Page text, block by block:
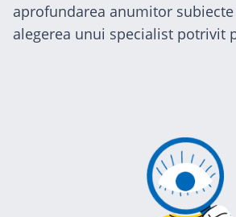
aprofundarea anumitor
alegerea unui specialist potrivit